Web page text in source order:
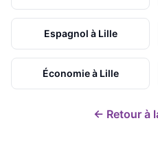
Espagnol à Lille
Économieà Lille
← Retour à